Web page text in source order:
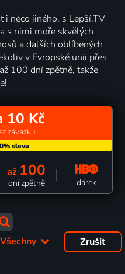
i něco jiného, s Lepší.TV
s nimi moře skvělých
a dalších oblíbených
v Evropské unii přes
100 dní zpětně, takže
10 Kč
závazku
až 100
dní zpětně dárek
Všechny Zrušit